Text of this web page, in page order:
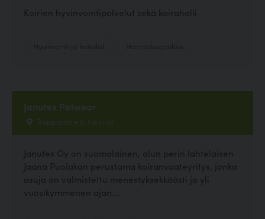
Koirien hyvinvointipalvelut sekä koirahalli
Janutex Petwear
Rapparintie 6, Helsinki
Janutex Oy on suomalainen, alun perin lahtelaisen
Jaana Puolakan perustama koiranvaateyritys, jonka
asuja on valmistettu menestyksekkäästi jo yli
vuosikymmenen ajan....